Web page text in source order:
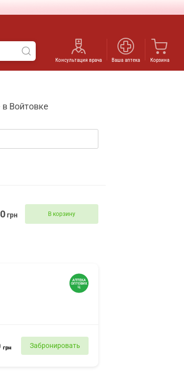
Консультация врача Ваша аптека Корзина
Войтовке
грн В корзину
грн Забронировать